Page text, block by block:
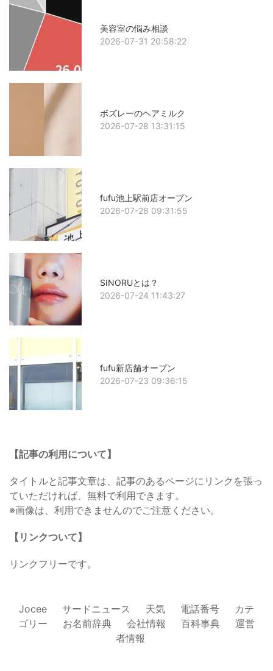
美容室の悩み相談
2026-07-31 20:58:22
ボズレーのヘアミルク
2026-07-28 13:31:15
fufu池上駅前店オープン
2026-07-28 09:31:55
SINORUとは？
2026-07-24 11:43:27
fufu新店舗オープン
2026-07-23 09:36:15
【記事の利用について】
タイトルと記事文章は、記事のあるページにリンクを張っ
ていただければ、無料で利用できます。
※画像は、利用できませんのでご注意ください。
【リンクついて】
リンクフリーです。
Jocee サードニュース 天気 電話番号
カテ
ゴリー
お名前辞典 会社情報 百科事典
運営
者情報